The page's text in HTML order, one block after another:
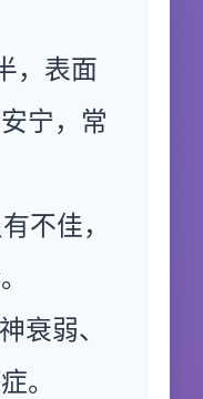
，表面
宁，常
不佳，
衰弱、
。